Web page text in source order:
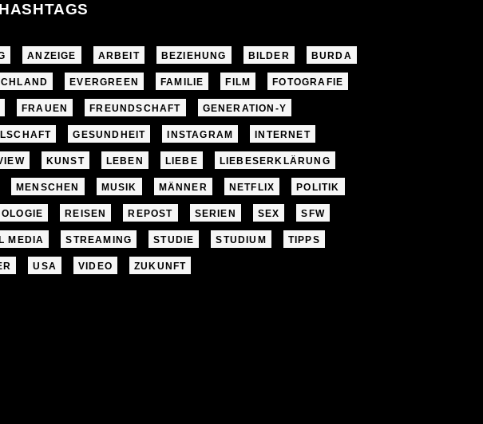
ANZEIGE ARBEIT BEZIEHUNG BILDER BURDA
EVERGREEN FAMILIE FILM FOTOGRAFIE
FRAUEN FREUNDSCHAFT GENERATION-Y
GESUNDHEIT INSTAGRAM INTERNET
KUNST LEBEN LIEBE LIEBESERKLÄRUNG
MENSCHEN MUSIK MÄNNER NETFLIX POLITIK
REISEN REPOST SERIEN SEX SFW
MEDIA STREAMING STUDIE STUDIUM TIPPS
USA VIDEO ZUKUNFT